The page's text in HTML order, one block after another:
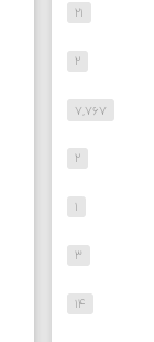
۲۱
۲
۷,۷۶۷
۲
۱
۳
۱۴